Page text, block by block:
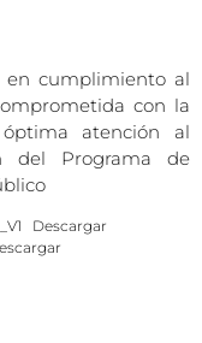
en cumplimiento al
con la
atención al
del Programa de
Descargar